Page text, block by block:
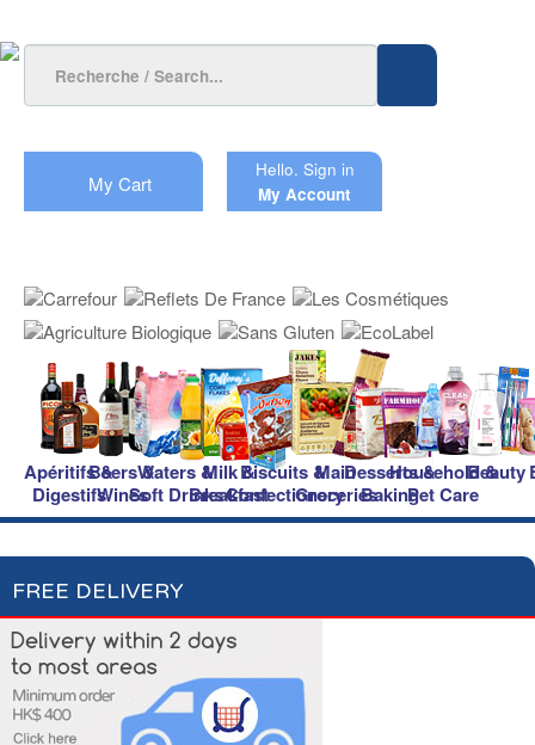
My Cart
Hello. Sign in
My Account
Apéritifs &
Digestifs
Beers &
Wines
Waters &
Soft Drinks
Milk &
Breakfast
Biscuits &
Confectionery
Main
Groceries
Desserts &
Baking
Household &
Pet Care
Beauty
FREE DELIVERY